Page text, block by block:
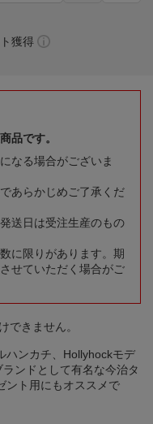
獲得
品です。
なる場合がございま
あらかじめご了承くだ
送日は受注生産のもの
に限りがあります。期
せていただく場合がご
できません。
ハンカチ、Hollyhockモデ
ンドとして有名な今治タ
ント用にもオススメで